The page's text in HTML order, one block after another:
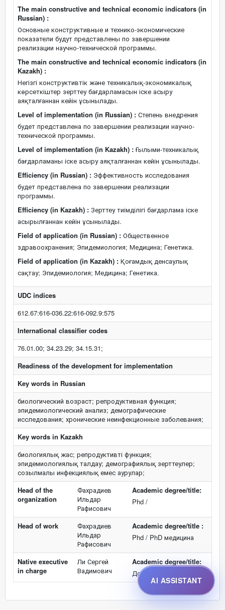
The main constructive and technical economic indicators (in
Russian) :
Основные конструктивные и технико-экономические
показатели будут представлены по завершении
реализации научно-технической программы.
The main constructive and technical economic indicators (in
Kazakh) :
Негізгі конструктивтік және техникалық-экономикалық
көрсеткіштер зерттеу бағдарламасын іске асыру
аяқталғаннан кейін ұсынылады.
Level of implementation (in Russian) : Степень внедрения
будет представлена по завершении реализации научно-
технической программы.
Level of implementation (in Kazakh) :Ғылыми-техникалық
бағдарламаны іске асыру аяқталғаннан кейін ұсынылады.
Efficiency (in Russian) : Эффективность исследования
будет представлена по завершении реализации
программы.
Efficiency (in Kazakh) : Зерттеу тиімділігі бағдарлама іске
асырылғаннан кейін ұсынылады.
Field of application (in Russian) : Общественное
здравоохранения; Эпидемиология; Медицина; Генетика.
Field of application (in Kazakh) : Қоғамдық денсаулық
сақтау; Эпидемиология; Медицина; Генетика.
UDC indices
612.67:616-036.22:616-092.9:575
International classifier codes
76.01.00; 34.23.29; 34.15.31;
Readiness of the development for implementation
Key words in Russian
биологический возраст; репродуктивная функция;
эпидемиологический анализ; демографические
исследования; хронические неинфекционные заболевания;
Key words in Kazakh
биологиялық жас; репродуктивті функция;
эпидемиологиялық талдау; демографиялық зерттеулер;
созылмалы инфекциялық емес аурулар;
Head of the
organization
Фахрадиев
Ильдар
Рафисович
Academic degree/title:
Phd /
Head of work
Фахрадиев
Ильдар
Рафисович
Academic degree/title :
Phd / PhD медицина
Native executive
in charge
Ли Сергей
Вадимович
Academic degree/title:
Докторант
AI ASSISTANT